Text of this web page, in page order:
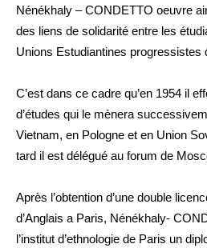
Nénékhaly – CONDETTO oeuvre
des liens de solidarité entre les
Unions Estudiantines progressistes
C’est dans ce cadre qu’en 1954 il
d’études qui le mènera
Vietnam, en Pologne et en Union
tard il est délégué au forum de
Après l’obtention d’une double
d’Anglais a Paris, Nénékhaly-
l’institut d’ethnologie de Paris un